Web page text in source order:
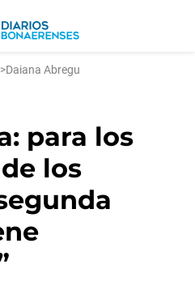
>Daiana Abregu
para los
los